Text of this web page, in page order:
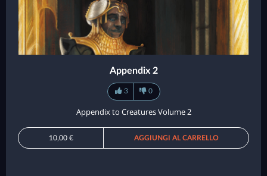
Appendix 2
3 0
Appendix to Creatures Volume 2
10,00 € AGGIUNGI AL CARRELLO